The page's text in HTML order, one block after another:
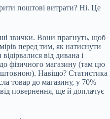
поштові витрати? Ні. Це
звички. Вони прагнуть, щоб
перед тим, як натиснути
від дивана і
фізичного магазину (там цю
Навіщо? Статистика
товар до магазину, у 70%
повернення, ще й доплачує